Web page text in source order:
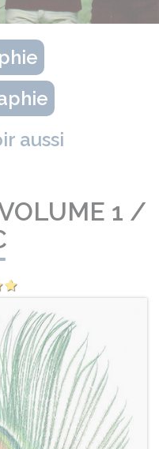
aussi
1 /